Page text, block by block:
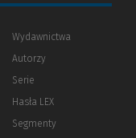
Wydawnictwa
Autorzy
Serie
Hasła LEX
Segmenty